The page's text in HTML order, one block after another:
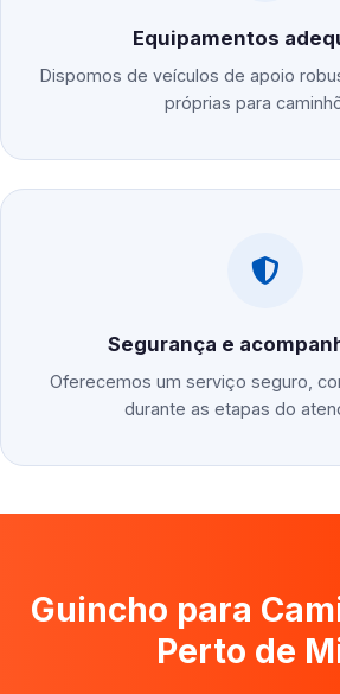
Equipamentos
Dispomos de veículos de apoio
próprias para
Segurança e
Oferecemos um serviço seguro,
durante as etapas do
Guincho para
Perto de